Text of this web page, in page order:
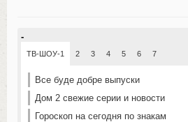
-
ТВ-ШОУ-1 2 3 4 5 6 7
Все буде добре выпуски
Дом 2 свежие серии и новости
Гороскоп на сегодня по знакам